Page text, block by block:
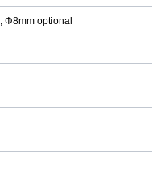
Φ8mm optional